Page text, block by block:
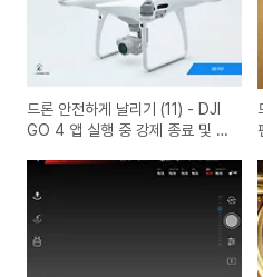
드론 안전하게 날리기 (11) - DJI
GO 4 앱 실행 중 강제 종료 및 튕